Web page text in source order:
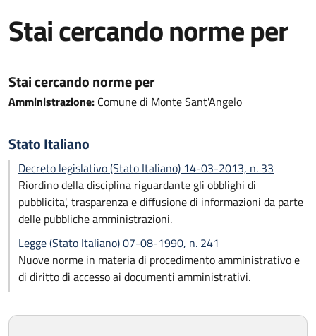
Stai cercando norme per
Stai cercando norme per
Amministrazione: Comune di Monte Sant'Angelo
Stato Italiano
Decreto legislativo (Stato Italiano) 14-03-2013, n. 33
Riordino della disciplina riguardante gli obblighi di
pubblicita', trasparenza e diffusione di informazioni da parte
delle pubbliche amministrazioni.
Legge (Stato Italiano) 07-08-1990, n. 241
Nuove norme in materia di procedimento amministrativo e
di diritto di accesso ai documenti amministrativi.